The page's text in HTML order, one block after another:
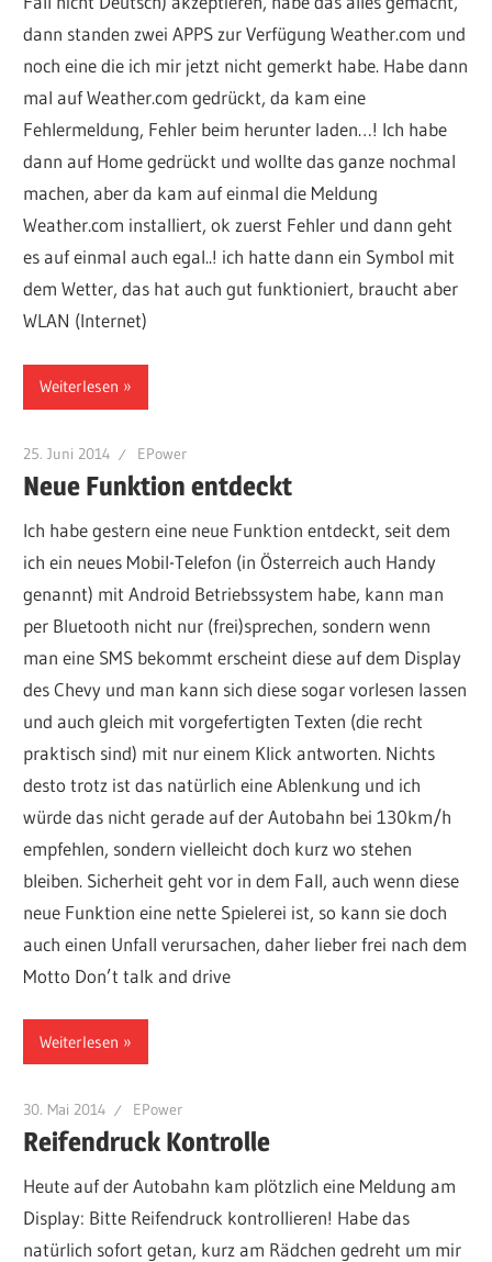
dann standen zwei APPS zur Verfügung Weather.com und
noch eine die ich mir jetzt nicht gemerkt habe. Habe dann
mal auf Weather.com gedrückt, da kam eine
Fehlermeldung, Fehler beim herunter laden…! Ich habe
dann auf Home gedrückt und wollte das ganze nochmal
machen, aber da kam auf einmal die Meldung
Weather.com installiert, ok zuerst Fehler und dann geht
es auf einmal auch egal..! ich hatte dann ein Symbol mit
dem Wetter, das hat auch gut funktioniert, braucht aber
WLAN (Internet)
Weiterlesen
25. Juni 2014 EPower
Neue Funktion entdeckt
Ich habe gestern eine neue Funktion entdeckt, seit dem
ich ein neues Mobil-Telefon (in Österreich auch Handy
genannt) mit Android Betriebssystem habe, kann man
per Bluetooth nicht nur (frei)sprechen, sondern wenn
man eine SMS bekommt erscheint diese auf dem Display
des Chevy und man kann sich diese sogar vorlesen lassen
und auch gleich mit vorgefertigten Texten (die recht
praktisch sind) mit nur einem Klick antworten. Nichts
desto trotz ist das natürlich eine Ablenkung und ich
würde das nicht gerade auf der Autobahn bei 130km/h
empfehlen, sondern vielleicht doch kurz wo stehen
bleiben. Sicherheit geht vor in dem Fall, auch wenn diese
neue Funktion eine nette Spielerei ist, so kann sie doch
auch einen Unfall verursachen, daher lieber frei nach dem
Motto Don’t talk and drive
Weiterlesen
30. Mai 2014 EPower
Reifendruck Kontrolle
Heute auf der Autobahn kam plötzlich eine Meldung am
Display: Bitte Reifendruck kontrollieren! Habe das
natürlich sofort getan, kurz am Rädchen gedreht um mir